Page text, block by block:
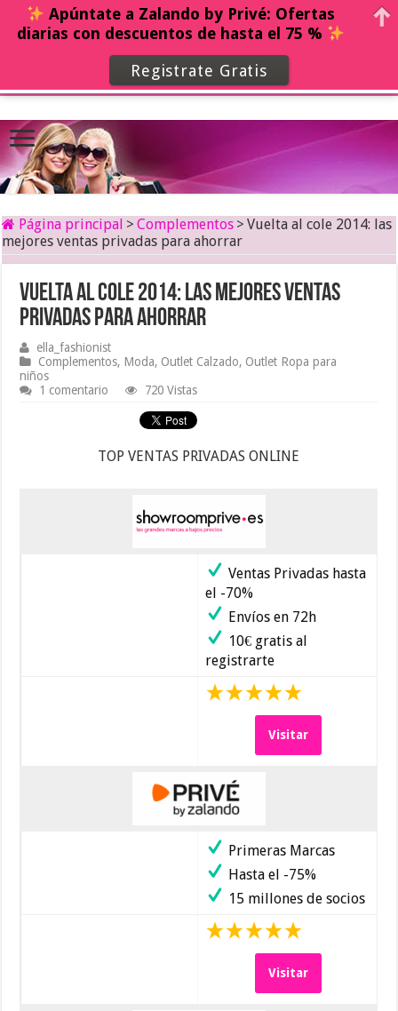
Página principal > Complementos > Vuelta al cole 2014: las
mejores ventas privadas para ahorrar
Vuelta al cole 2014: las mejores ventas
privadas para ahorrar
ella_fashionist
Complementos, Moda, Outlet Calzado, Outlet Ropa para
niños
1 comentario
720 Vistas
TOP VENTAS PRIVADAS ONLINE
Ventas Privadas hasta
el -70%
Envíos en 72h
10€ gratis al
registrarte
Visitar
Primeras Marcas
Hasta el -75%
15 millones de socios
Visitar
Apúntate a Zalando by Privé: Ofertas
diarias con descuentos de hasta el 75 %
Registrate Gratis